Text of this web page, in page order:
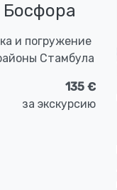
и погружение
Стамбула
135 €
за экскурсию